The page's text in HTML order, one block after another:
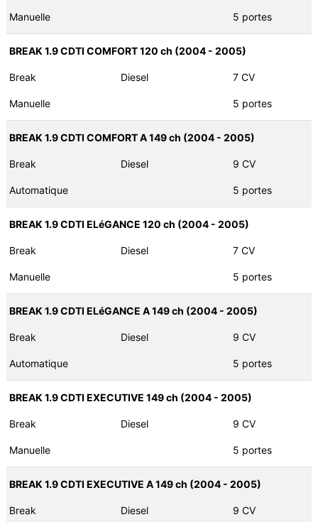
Manuelle 5 portes
BREAK 1.9 CDTI COMFORT 120 ch (2004 - 2005)
Break Diesel 7 CV
Manuelle 5 portes
BREAK 1.9 CDTI COMFORT A 149 ch (2004 - 2005)
Break Diesel 9 CV
Automatique 5 portes
BREAK 1.9 CDTI ELéGANCE 120 ch (2004 - 2005)
Break Diesel 7 CV
Manuelle 5 portes
BREAK 1.9 CDTI ELéGANCE A 149 ch (2004 - 2005)
Break Diesel 9 CV
Automatique 5 portes
BREAK 1.9 CDTI EXECUTIVE 149 ch (2004 - 2005)
Break Diesel 9 CV
Manuelle 5 portes
BREAK 1.9 CDTI EXECUTIVE A 149 ch (2004 - 2005)
Break Diesel 9 CV